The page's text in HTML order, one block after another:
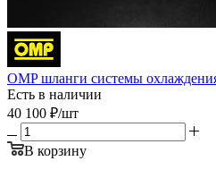
OMP шланги системы
Есть в наличии
40 100 ₽/шт
В корзину